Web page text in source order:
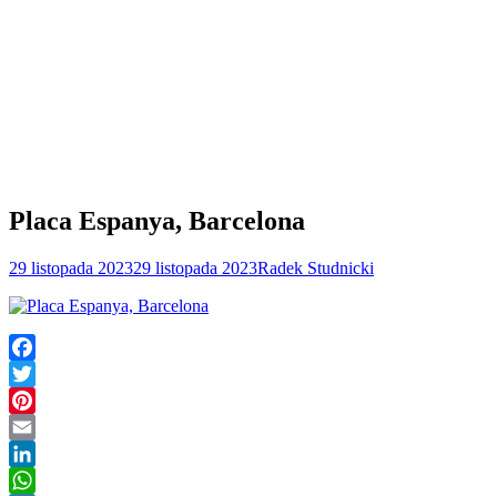
Placa Espanya, Barcelona
29 listopada 202329 listopada 2023Radek Studnicki
Facebook
Twitter
Pinterest
Email
LinkedIn